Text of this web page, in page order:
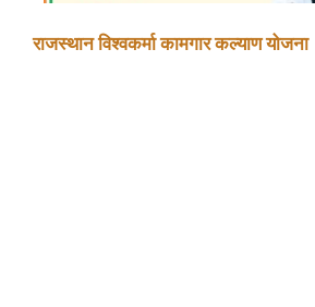
राजस्थान विश्वकर्मा कामगार कल्याण योजना